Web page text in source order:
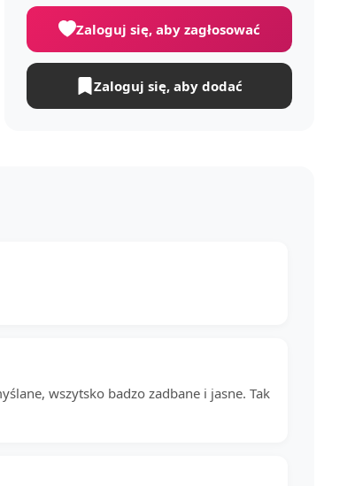
Zaloguj się, aby zagłosować
Zaloguj się, aby dodać
wszytsko badzo zadbane i jasne. Tak